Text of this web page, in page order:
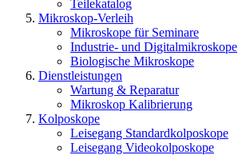
Teilekatalog
Mikroskop-Verleih
Mikroskope für Seminare
Industrie- und Digitalmikroskope
Biologische Mikroskope
Dienstleistungen
Wartung & Reparatur
Mikroskop Kalibrierung
Kolposkope
Leisegang Standardkolposkope
Leisegang Videokolposkope